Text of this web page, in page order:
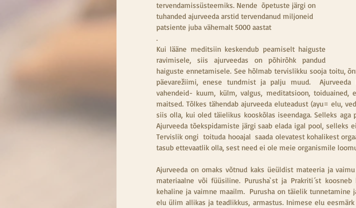
tervendamissüsteemiks. Nende  õpetuste järgi on
tuhanded ajurveeda arstid tervendanud miljoneid
patsiente juba vähemalt 5000 aastat
.
Kui lääne meditsiin keskendub peamiselt haiguste
ravimisele, siis ajurveedas on põhirõhk pandud
haiguste ennetamisele. See hõlmab tervislikku sooja toitu,
päevarežiimi, enese tundmist ja palju muud.  Ajurveeda
vahendeid- kuum, külm, valgus, meditatsioon, toiduained,
maitsed. Tõlkes tähendab ajurveeda eluteadust (ayu= elu,
siis olla, kui oled täielikus kooskõlas iseendaga. Selleks
Ajurveeda tõekspidamiste järgi saab elada igal pool, selleks
Tervislik ongi  toituda hooajal  saada olevatest kohalikest
tasub ettevaatlik olla, sest need ei ole meie organismile
Ajurveeda on omaks võtnud kaks üeüldist mateeria ja
materiaalne või füüsiline. Purusha`st ja Prakriti´st
kehaline ja vaimne maailm.  Purusha on täielik
elu ülim allikas ja teadlikkus, armastus. Inimese elu